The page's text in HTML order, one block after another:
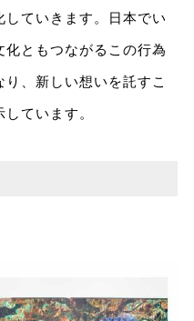
ていきます。日本でい
化ともつながるこの行為
、新しい想いを託すこ
ています。